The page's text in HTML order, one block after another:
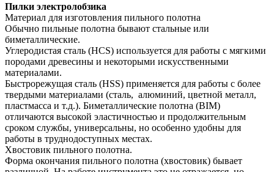
Пилки электролобзика
Материал для изготовления пильного полотна
Обычно пильные полотна бывают стальные или
биметаллические.
Углеродистая сталь (HCS) используется для работы с мягкими
породами древесины и некоторыми искусственными
материалами.
Быстрорежущая сталь (HSS) применяется для работы с более
твердыми материалами (сталь, алюминий, цветной металл,
пластмасса и т.д.). Биметаллические полотна (BIM)
отличаются высокой эластичностью и продолжительным
сроком службы, универсальны, но особенно удобны для
работы в труднодоступных местах.
Хвостовик пильного полотна.
Форма окончания пильного полотна (хвостовик) бывает